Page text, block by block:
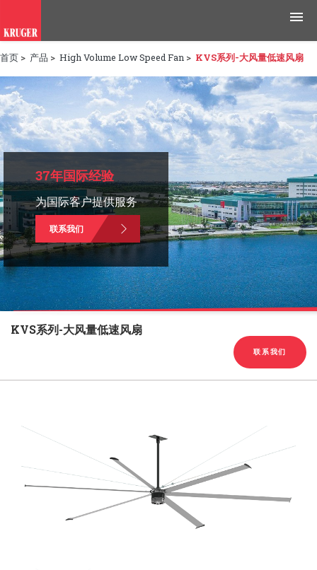
产品
应用领域
工具与资源
新闻媒体
为什么选择科禄格
招聘
联系我们
首页 > 产品 > High Volume Low Speed Fan > KVS系列-大风量低速风扇
37年国际经验
为国际客户提供服务
联系我们
KVS系列-大风量低速风扇
联系我们